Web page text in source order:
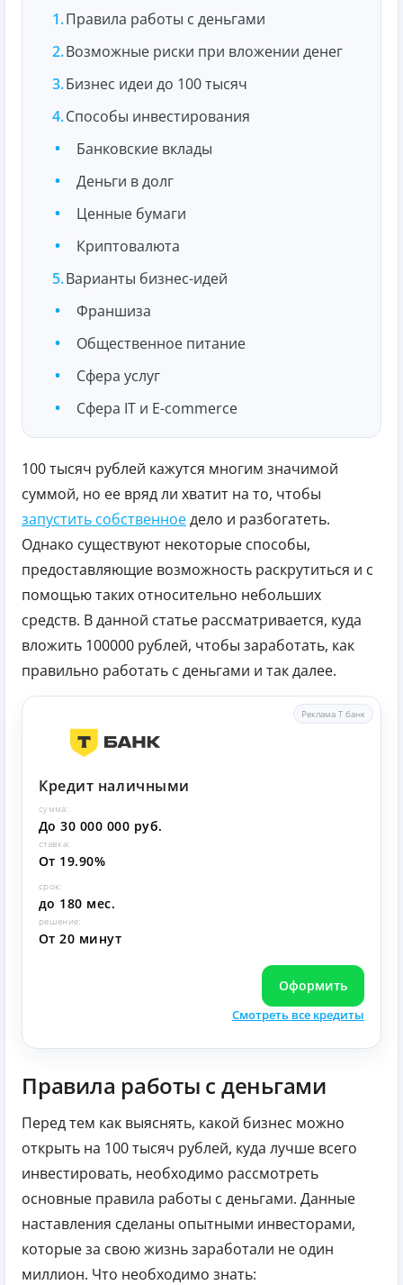
Правила работы с деньгами
Возможные риски при вложении денег
Бизнес идеи до 100 тысяч
Способы инвестирования
Банковские вклады
Деньги в долг
Ценные бумаги
Криптовалюта
Варианты бизнес-идей
Франшиза
Общественное питание
Сфера услуг
Сфера IT и E-commerce
100 тысяч рублей кажутся многим значимой
суммой, но ее вряд ли хватит на то, чтобы
запустить собственноедело и разбогатеть.
Однако существуют некоторые способы,
предоставляющие возможность раскрутиться и с
помощью таких относительно небольших
средств. В данной статье рассматривается, куда
вложить 100000 рублей, чтобы заработать, как
правильно работать с деньгами и так далее.
Реклама Т банк
Кредит наличными
сумма:
До 30 000 000 руб.
ставка:
От 19.90%
срок:
до 180 мес.
решение:
От 20 минут
Оформить
Смотреть все кредиты
Правила работы с деньгами
Перед тем как выяснять, какой бизнес можно
открыть на 100 тысяч рублей, куда лучше всего
инвестировать, необходимо рассмотреть
основные правила работы с деньгами. Данные
наставления сделаны опытными инвесторами,
которые за свою жизнь заработали не один
миллион. Что необходимо знать: